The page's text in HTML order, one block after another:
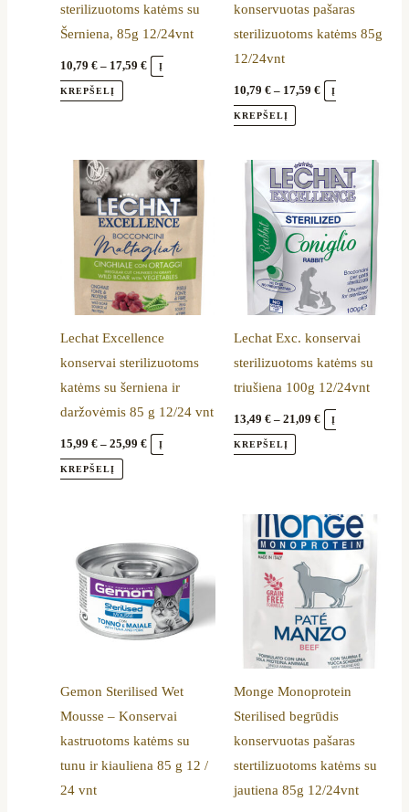
sterilizuotoms katėms su
Šerniena, 85g 12/24vnt
10,79€ – 17,59€ Į
KREPŠELĮ
on
the
product
konservuotas pašaras
sterilizuotoms katėms 85g
12/24vnt
10,79 € – 17,59 € Į
KREPŠELĮ
on
the
page
Lechat Excellence
konservai sterilizuotoms
katėms su šerniena ir
daržovėmis 85 g 12/24 vnt
15,99€ – 25,99€
Price
range:
15,99 €
through
25,99 €
Į
KREPŠELĮ
This
product
has
multiple
variants.
The
options
may
be
chosen
on
the
Lechat Exc. konservai
sterilizuotoms katėms su
triušiena 100g 12/24vnt
13,49 € – 21,09 €
Price
range:
13,49 €
through
21,09 €
Į
KREPŠELĮ
This
product
has
multiple
variants.
The
options
may
be
chosen
on
Gemon Sterilised Wet
Mousse – Konservai
kastruotoms katėms su
tunu ir kiauliena 85 g 12 /
24 vnt
12,99 €
through
20,19 €
product
has
multiple
variants.
may
be
chosen
on
Monge Monoprotein
Sterilised begrūdis
konservuotas pašaras
stertilizuotoms katėms su
jautiena 85g 12/24vnt
Price
range:
13,09 €
through
23,59 €
This
product
has
multiple
variants.
The
options
may
be
chosen
on
the